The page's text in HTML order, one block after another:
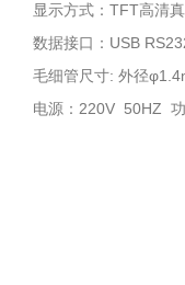
显示方式：TFT高清
数据接口：USB
毛细管尺寸: 外径
电源：220V 50HZ